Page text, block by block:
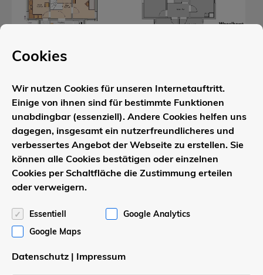
Erdgeschoss: 76,78 m
Obergeschoss: 60,44 m
Spitzboden: 10,64 m
Gesamtfläche
Baukörper
Cookies
Wir nutzen Cookies für unseren Internetauftritt.
Einige von ihnen sind für bestimmte Funktionen
unabdingbar (essenziell). Andere Cookies helfen uns
dagegen, insgesamt ein nutzerfreundlicheres und
verbessertes Angebot der Webseite zu erstellen. Sie
können alle Cookies bestätigen oder einzelnen
Cookies per Schaltfläche die Zustimmung erteilen
oder verweigern.
Essentiell
Google Analytics
Google Maps
Datenschutz | Impressum